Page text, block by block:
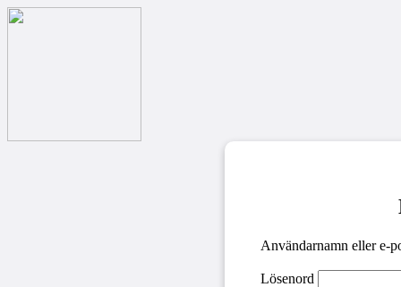
Användarnamn eller e-
Lösenord